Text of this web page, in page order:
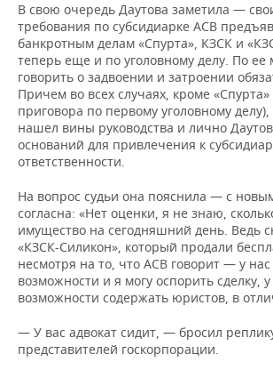
В свою очередь Даутова заметила —
требования по субсидиарке АСВ
банкротным делам «Спурта», КЗСК и
теперь еще и по уголовному делу. По
говорить о задвоении и затроении
Причем во всех случаях, кроме «Спурта»
приговора по первому уголовному
нашел вины руководства и лично
оснований для привлечения к
ответственности.
На вопрос судьи она пояснила — с
согласна: «Нет оценки, я не знаю,
имущество на сегодняшний день. Ведь
«КЗСК-Силикон», который продали
несмотря на то, что АСВ говорит — у
возможности и я могу оспорить сделку,
возможности содержать юристов, в
— У вас адвокат сидит, — бросил
представителей госкорпорации.